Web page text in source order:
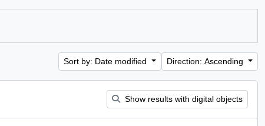
Sort by: Date modified Direction: Ascending
Show results with digital objects